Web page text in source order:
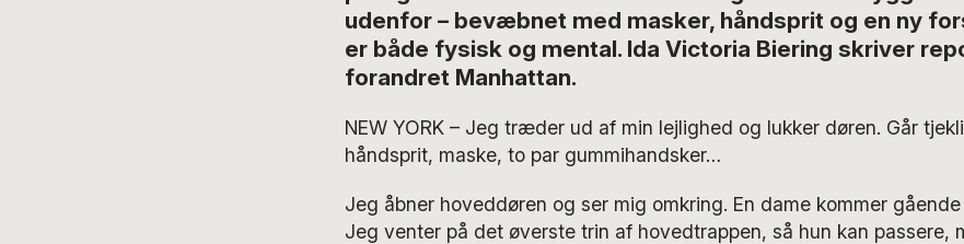
udenfor – bevæbnet med masker, håndsprit og en ny
er både fysisk og mental. Ida Victoria Biering skriver
forandret Manhattan.
NEW YORK – Jeg træder ud af min lejlighed og lukker døren. Går
håndsprit, maske, to par gummihandsker…
Jeg åbner hoveddøren og ser mig omkring. En dame kommer
Jeg venter på det øverste trin af hovedtrappen, så hun kan passere,